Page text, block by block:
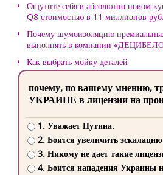
Ощутите себя в абсолютно новом
Q8 стоимостью в 11 миллионов
Почему шумоизоляцию
выполнять в компании
Как выбрать мойку деталей
почему, по вашему мнению,
УКРАИНЕ в лицензии на
1. Уважает Путина.
2. Боится увеличить
3. Никому не дает такие
4. Боится нападения